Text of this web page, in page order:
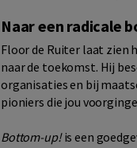
Naar een radicale
Floor de Ruiter laat zien
naar de toekomst. Hij
organisaties en bij
pioniers die jou
Bottom-up!is een